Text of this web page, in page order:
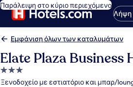
Παράλειψη στο κύριο περιεχόμενο
Λήψη
Εμφάνιση όλων των καταλυμάτων
Elate Plaza Business
Κατάλυμα
με
Ξενοδοχείο με εστιατόριο και μπαρ/